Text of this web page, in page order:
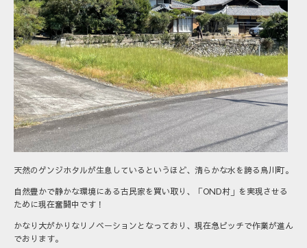
天然のゲンジホタルが生息しているというほど、清らかな水を誇る鳥川町。
自然豊かで静かな環境にある古民家を買い取り、「OND村」を実現させる
ために現在奮闘中です！
かなり大がかりなリノベーションとなっており、現在急ピッチで作業が進ん
でおります。